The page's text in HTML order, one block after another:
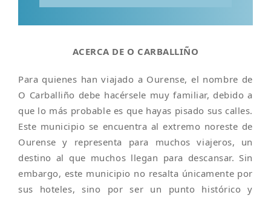
ACERCA DE O CARBALLIÑO
Para quienes han viajado a Ourense, el nombre de
O Carballiño debe hacérsele muy familiar, debido a
que lo más probable es que hayas pisado sus calles.
Este municipio se encuentra al extremo noreste de
Ourense y representa para muchos viajeros, un
destino al que muchos llegan para descansar. Sin
embargo, este municipio no resalta únicamente por
sus hoteles, sino por ser un punto histórico y